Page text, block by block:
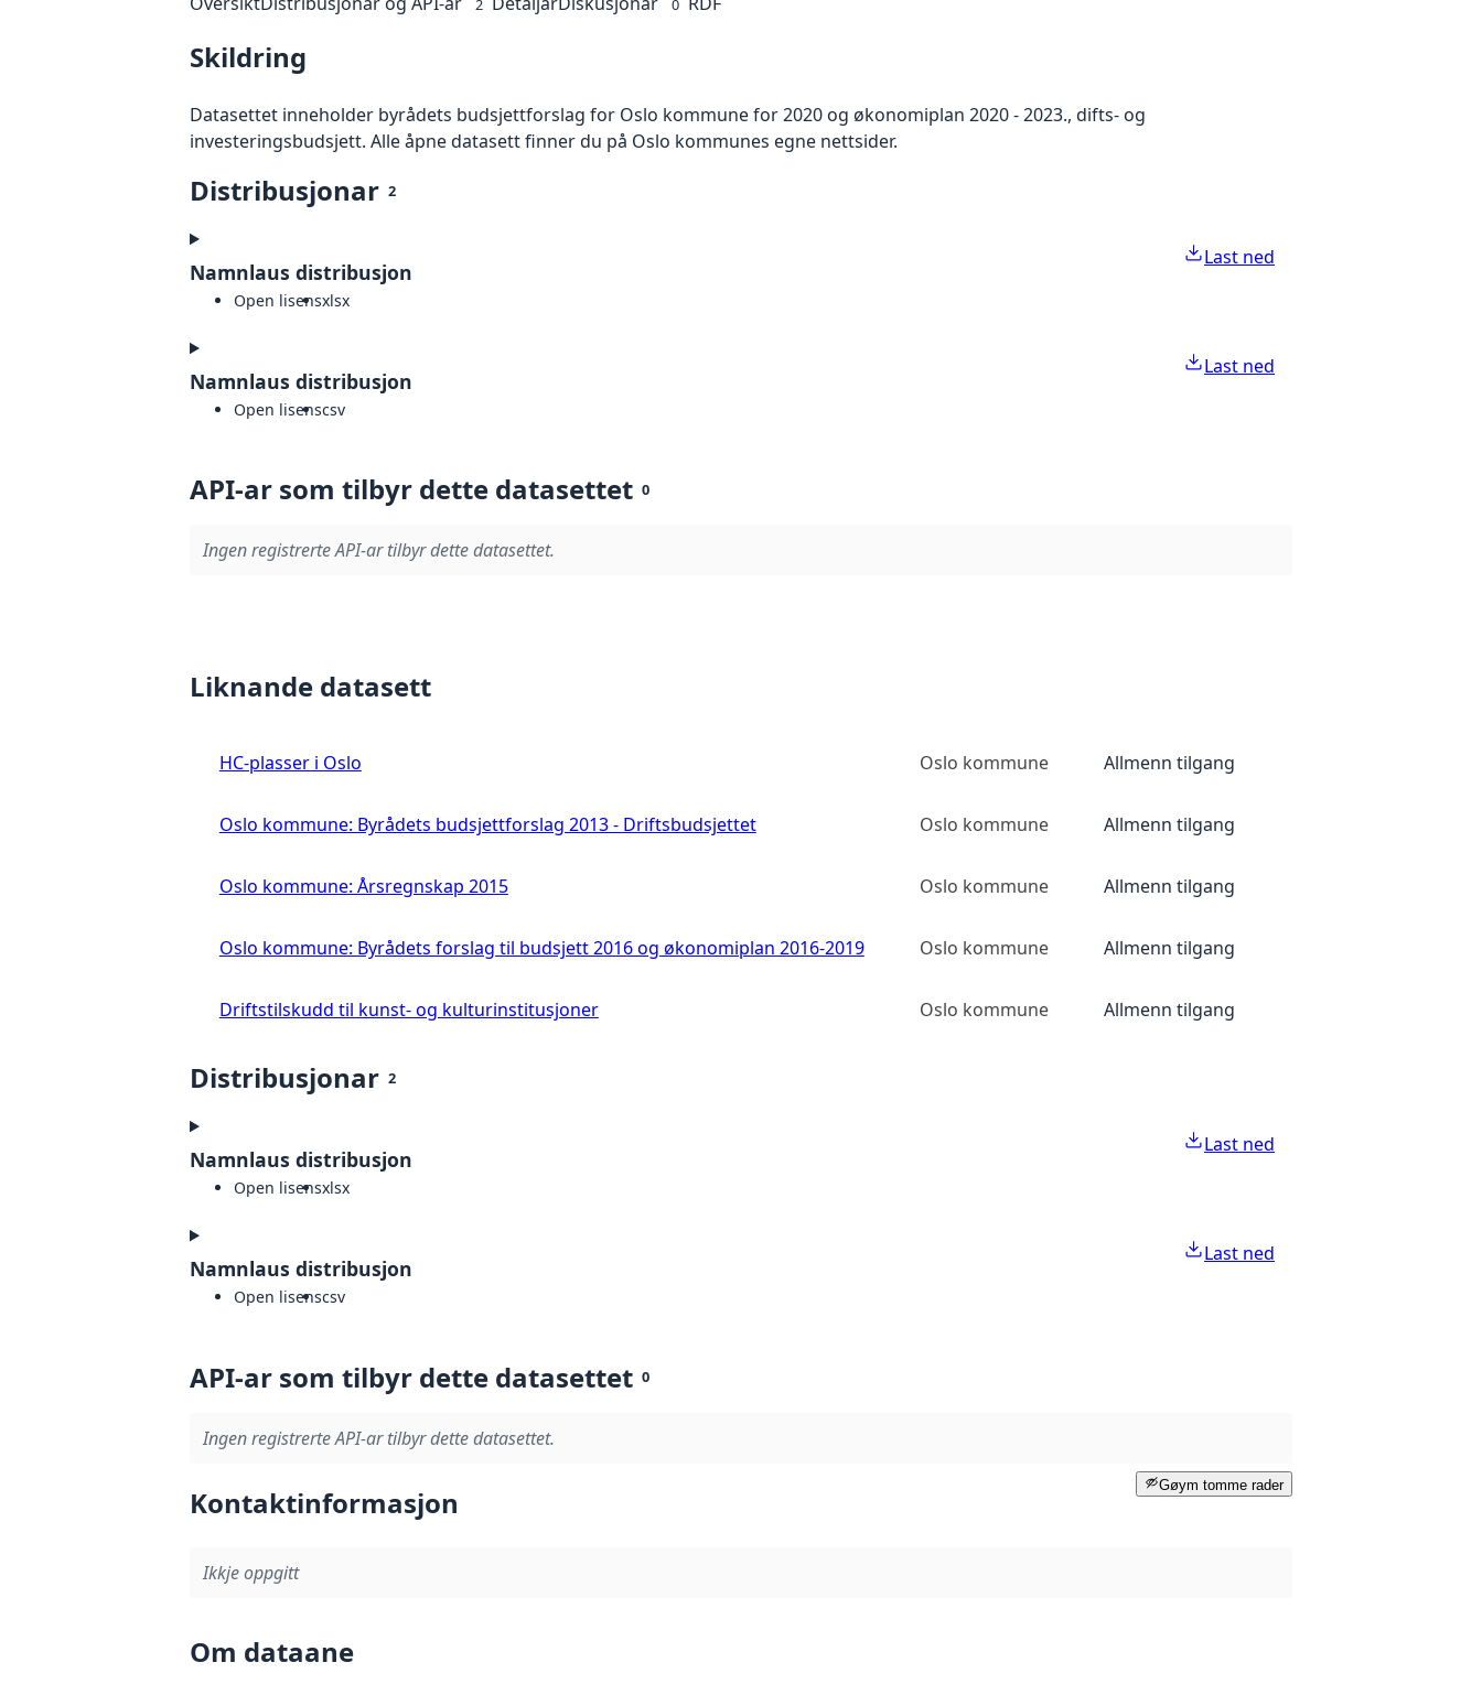
2 0
Skildring
Datasettet inneholder byrådets budsjettforslag for Oslo kommune for 2020 og økonomiplan 2020 - 2023., difts- og
investeringsbudsjett. Alle åpne datasett finner du på Oslo kommunes egne nettsider.
Distribusjonar 2
Namnlaus distribusjon
Open lisensxlsx
Last ned
Namnlaus distribusjon
Open lisenscsv
Last ned
API-ar som tilbyr dette datasettet 0
Ingen registrerte API-ar tilbyr dette datasettet.
Liknande datasett
HC-plasser i Oslo Oslo kommune Allmenn tilgang
Oslo kommune: Byrådets budsjettforslag 2013 - Driftsbudsjettet Oslo kommune Allmenn tilgang
Oslo kommune: Årsregnskap 2015 Oslo kommune Allmenn tilgang
Oslo kommune: Byrådets forslag til budsjett 2016 og økonomiplan 2016-2019 Oslo kommune Allmenn tilgang
Driftstilskudd til kunst- og kulturinstitusjoner Oslo kommune Allmenn tilgang
Distribusjonar 2
Namnlaus distribusjon
Open lisensxlsx
Last ned
Namnlaus distribusjon
Open lisenscsv
Last ned
API-ar som tilbyr dette datasettet 0
Ingen registrerte API-ar tilbyr dette datasettet.
Gøym tomme rader
Kontaktinformasjon
Ikkje oppgitt
Om dataane